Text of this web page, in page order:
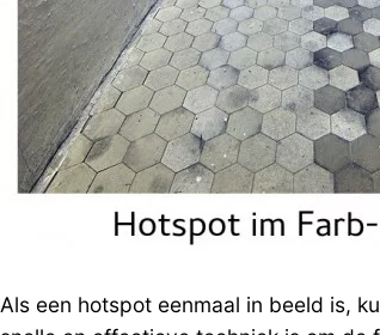
Als een hotspot eenmaal in beeld is,